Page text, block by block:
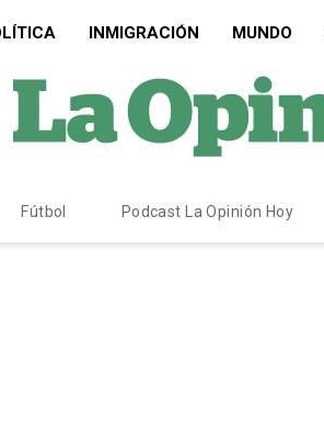
INMIGRACIÓN MUNDO
Fútbol Podcast La Opinión Hoy